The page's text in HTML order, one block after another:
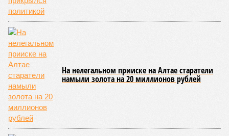
На нелегальном прииске на Алтае старатели
намыли золота на 20 миллионов рублей